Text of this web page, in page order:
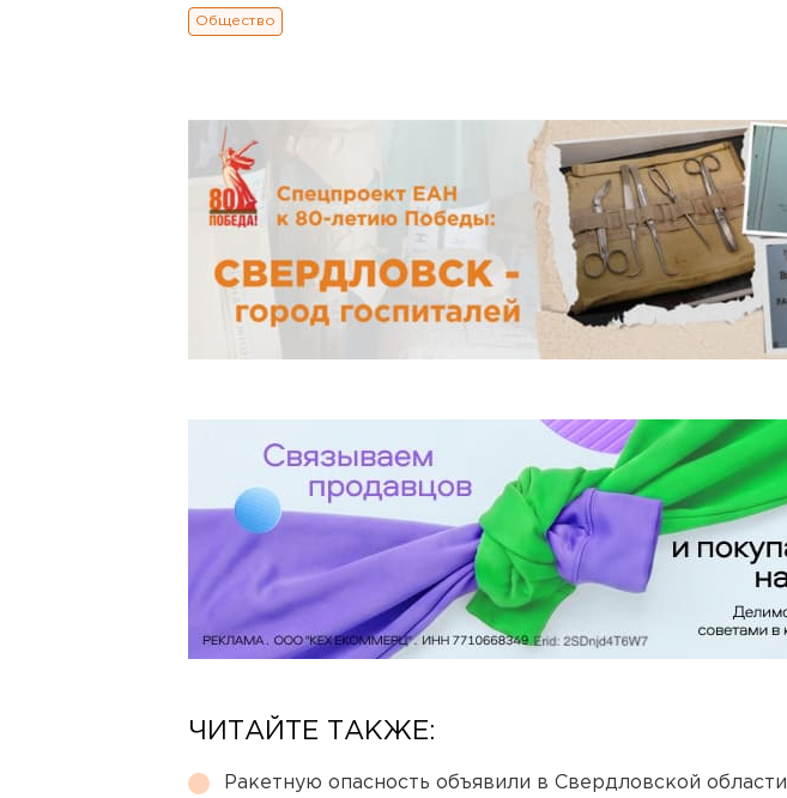
Общество
ЧИТАЙТЕ ТАКЖЕ:
Ракетную опасность объявили в Свердловской области